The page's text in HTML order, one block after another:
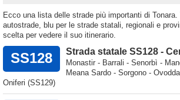
Ecco una lista delle strade più importanti di Tonara.
autostrade, blu per le strade statali, regionali e
scelta per vedere il suo itinerario.
SS128 Strada statale SS128 -
Monastir - Barrali - Senorbì -
Meana Sardo - Sorgono -
Oniferi (SS129)